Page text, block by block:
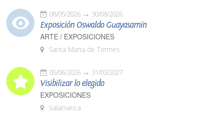
08/05/2026 30/08/2026
Exposición Oswaldo Guayasamín
ARTE / EXPOSICIONES
Santa Marta de Tormes
05/06/2026 31/03/2027
Visibilizar lo elegido
EXPOSICIONES
Salamanca